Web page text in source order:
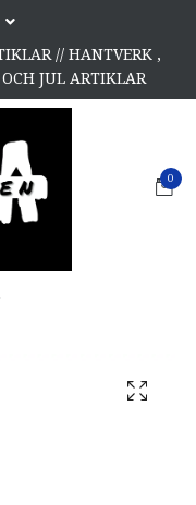
// HANTVERK ,
JUL ARTIKLAR
0